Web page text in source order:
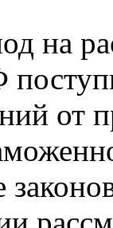
на
от